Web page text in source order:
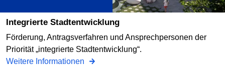
Integrierte Stadtentwicklung
Förderung, Antragsverfahren und Ansprechpersonen der
Priorität „integrierte Stadtentwicklung“.
Weitere Informationen